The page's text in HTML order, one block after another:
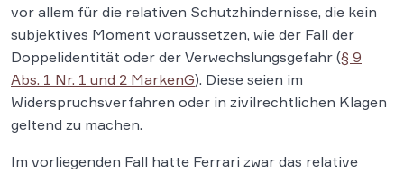
vor allem für die relativen Schutzhindernisse, die kein
subjektives Moment voraussetzen, wie der Fall der
Doppelidentität oder der Verwechslungsgefahr (§ 9
Abs. 1 Nr. 1 und 2 MarkenG). Diese seien im
Widerspruchsverfahren oder in zivilrechtlichen Klagen
geltend zu machen.
Im vorliegenden Fall hatte Ferrari zwar das relative